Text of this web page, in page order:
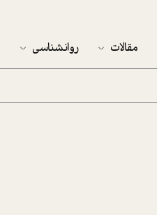
مقالات روانشناسی